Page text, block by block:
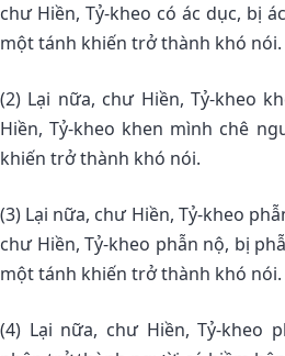
chư Hiền, Tỷ-kheo có ác dục, bị
một tánh khiến trở thành khó nói.
(2) Lại nữa, chư Hiền, Tỷ-kheo
Hiền, Tỷ-kheo khen mình chê
khiến trở thành khó nói.
(3) Lại nữa, chư Hiền, Tỷ-kheo
chư Hiền, Tỷ-kheo phẫn nộ, bị
một tánh khiến trở thành khó nói.
(4) Lại nữa, chư Hiền, Tỷ-kheo